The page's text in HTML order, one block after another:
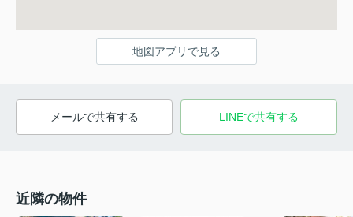
地図アプリで見る
メールで共有する LINEで共有する
近隣の物件